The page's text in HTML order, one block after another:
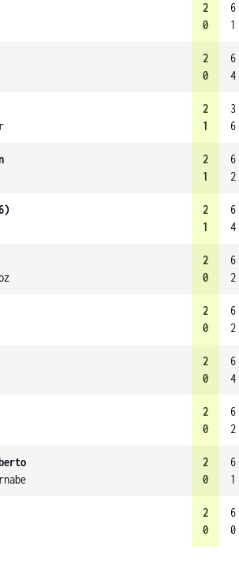
2
0
6
1
2
0
6
4
2
1
3
6
2
1
6
2
2
1
6
4
2
0
6
2
2
0
6
2
2
0
6
4
2
0
6
2
2
0
6
1
2
0
6
0